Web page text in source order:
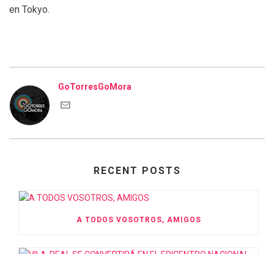
en Tokyo.
GoTorresGoMora
RECENT POSTS
A TODOS VOSOTROS, AMIGOS